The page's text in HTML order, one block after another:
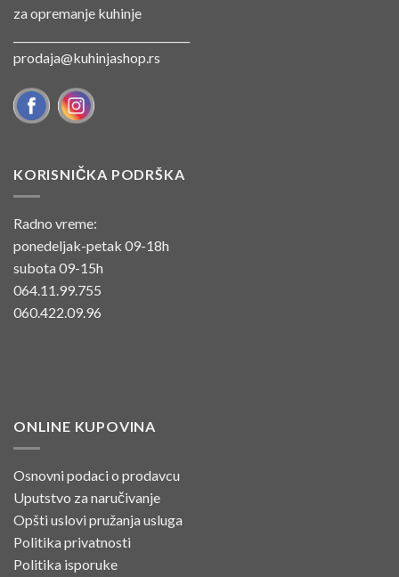
za opremanje kuhinje
prodaja@kuhinjashop.rs
KORISNIČKA PODRŠKA
Radno vreme:
ponedeljak-petak 09-18h
subota 09-15h
064.11.99.755
060.422.09.96
ONLINE KUPOVINA
Osnovni podaci o prodavcu
Uputstvo za naručivanje
Opšti uslovi pružanja usluga
Politika privatnosti
Politika isporuke